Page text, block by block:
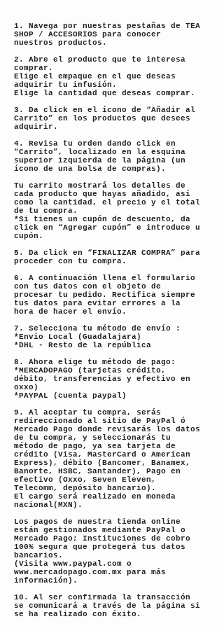
1. Navega por nuestras pestañas de TEA
SHOP / ACCESORIOS para conocer
nuestros productos.
2. Abre el producto que te interesa
comprar.
Elige el empaque en el que deseas
adquirir tu infusión.
Elige la cantidad que deseas comprar.
3. Da click en el ícono de “Añadir al
Carrito” en los productos que desees
adquirir.
4. Revisa tu orden dando click en
“Carrito”, localizado en la esquina
superior izquierda de la página (un
ícono de una bolsa de compras).
Tu carrito mostrará los detalles de
cada producto que hayas añadido, así
como la cantidad, el precio y el total
de tu compra.
*Si tienes un cupón de descuento, da
click en “Agregar cupón” e introduce u
cupón.
5. Da click en “FINALIZAR COMPRA” para
proceder con tu compra.
6. A continuación llena el formulario
con tus datos con el objeto de
procesar tu pedido. Rectifica siempre
tus datos para evitar errores a la
hora de hacer el envío.
7. Selecciona tu método de envío :
*Envío Local (Guadalajara)
*DHL - Resto de la república
8. Ahora elige tu método de pago:
*MERCADOPAGO (tarjetas crédito,
débito, transferencias y efectivo en
oxxo)
*PAYPAL (cuenta paypal)
9. Al aceptar tu compra, serás
redireccionado al sitio de PayPal ó
Mercado Pago donde revisarás los datos
de tu compra, y seleccionarás tu
método de pago, ya sea tarjeta de
crédito (Visa, MasterCard o American
Express), débito (Bancomer, Banamex,
Banorte, HSBC, Santander), Pago en
efectivo (Oxxo, Seven Eleven,
Telecomm, depósito bancario).
El cargo será realizado en moneda
nacional(MXN).
Los pagos de nuestra tienda online
están gestionados mediante PayPal o
Mercado Pago; Instituciones de cobro
100% segura que protegerá tus datos
bancarios.
(Visita www.paypal.com o
www.mercadopago.com.mx para más
información).
10. Al ser confirmada la transacción
se comunicará a través de la página si
se ha realizado con éxito.